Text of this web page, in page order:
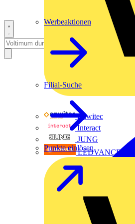
Enwitec
Interact
JUNG
LEDVANCE
Werbeaktionen
Filial-Suche
Punkte einlösen